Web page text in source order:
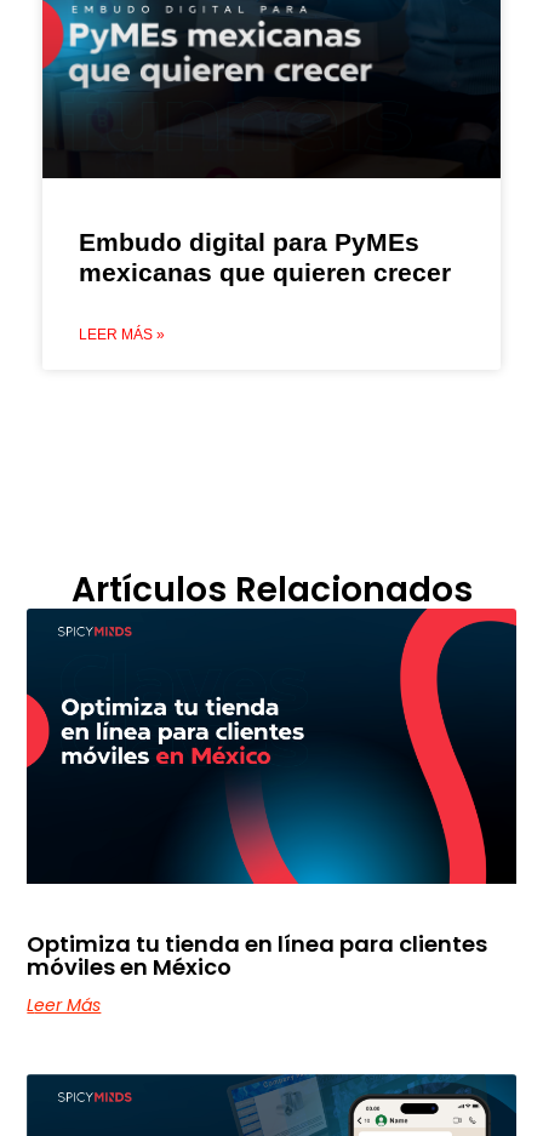
Embudo digital para PyMEs
mexicanas que quieren crecer
LEER MÁS »
Artículos Relacionados
Optimiza tu tienda en línea para clientes
móviles en México
Leer Más